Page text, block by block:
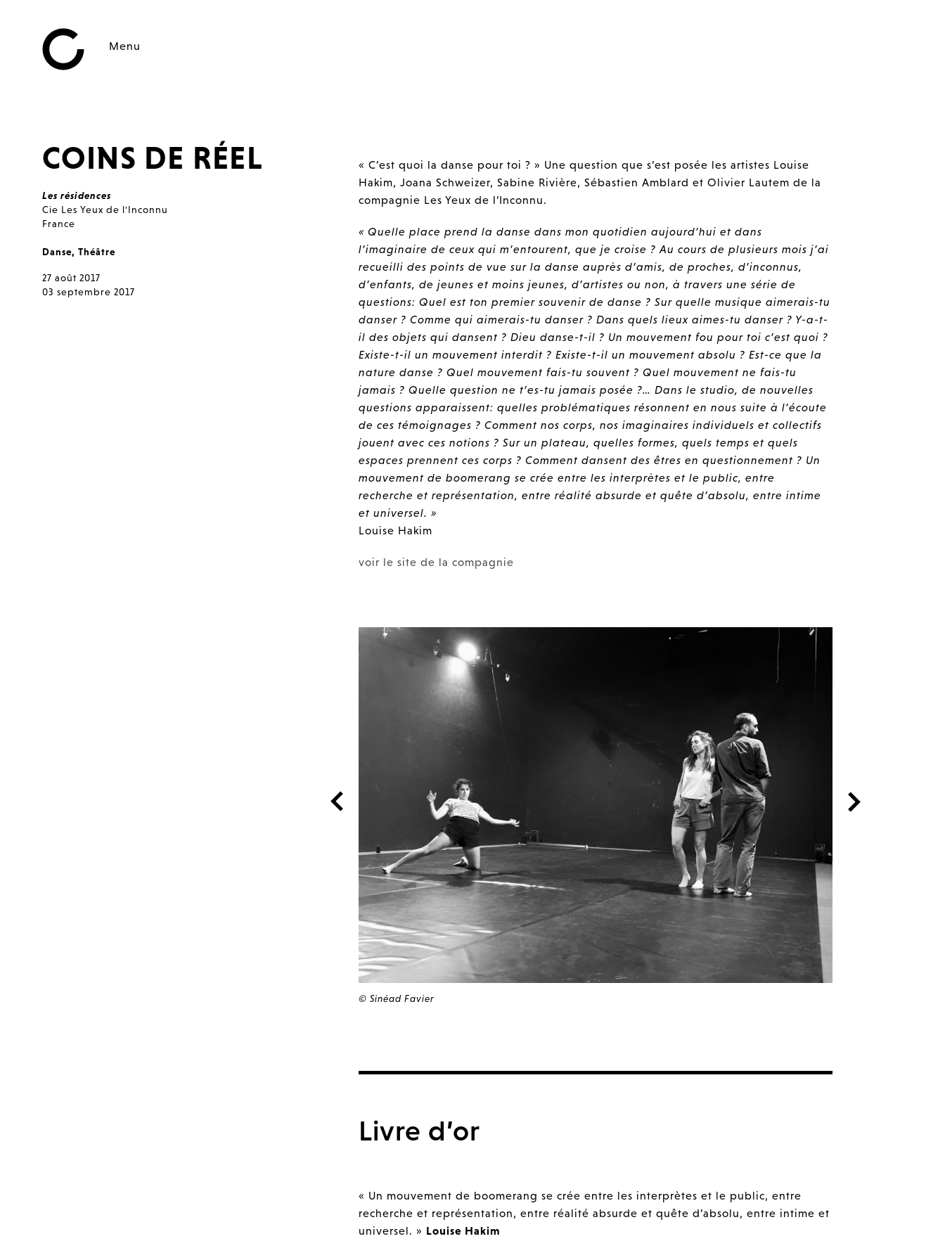
Menu
COINS DE RÉEL
Les résidences
Cie Les Yeux de l'Inconnu
France
Danse, Théâtre
27 août 2017
03 septembre 2017
« C’est quoi la danse pour toi ? » Une question que s’est posée les artistes Louise
Hakim, Joana Schweizer, Sabine Rivière, Sébastien Amblard et Olivier Lautem de la
compagnie Les Yeux de l’Inconnu.
« Quelle place prend la danse dans mon quotidien aujourd’hui et dans
l’imaginaire de ceux qui m’entourent, que je croise ? Au cours de plusieurs mois j’ai
recueilli des points de vue sur la danse auprès d’amis, de proches, d’inconnus,
d’enfants, de jeunes et moins jeunes, d’artistes ou non, à travers une série de
questions: Quel est ton premier souvenir de danse ? Sur quelle musique aimerais-tu
danser ? Comme qui aimerais-tu danser ? Dans quels lieux aimes-tu danser ? Y-a-t-
il des objets qui dansent ? Dieu danse-t-il ? Un mouvement fou pour toi c’est quoi ?
Existe-t-il un mouvement interdit ? Existe-t-il un mouvement absolu ? Est-ce que la
nature danse ? Quel mouvement fais-tu souvent ? Quel mouvement ne fais-tu
jamais ? Quelle question ne t’es-tu jamais posée ?… Dans le studio, de nouvelles
questions apparaissent: quelles problématiques résonnent en nous suite à l’écoute
de ces témoignages ? Comment nos corps, nos imaginaires individuels et collectifs
jouent avec ces notions ? Sur un plateau, quelles formes, quels temps et quels
espaces prennent ces corps ? Comment dansent des êtres en questionnement ? Un
mouvement de boomerang se crée entre les interprètes et le public, entre
recherche et représentation, entre réalité absurde et quête d’absolu, entre intime
et universel. »
Louise Hakim
voir le site de la compagnie
© Sinéad Favier
Livre d’or
« Un mouvement de boomerang se crée entre les interprètes et le public, entre
recherche et représentation, entre réalité absurde et quête d’absolu, entre intime et
universel. » Louise Hakim